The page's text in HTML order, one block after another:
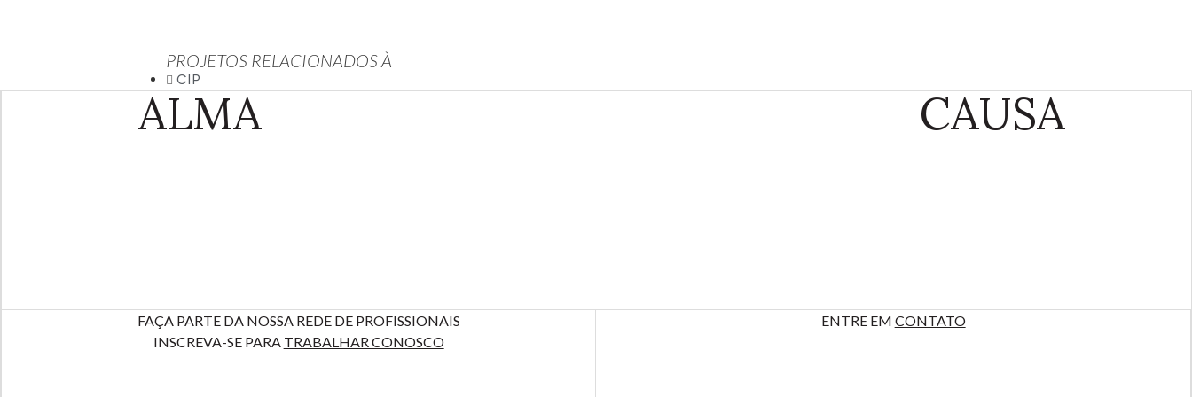
PROJETOS RELACIONADOS À
CIP
ALMA CAUSA
FAÇA PARTE DA NOSSA REDE DE PROFISSIONAIS
INSCREVA-SE PARA TRABALHAR CONOSCO
ENTRE EM CONTATO